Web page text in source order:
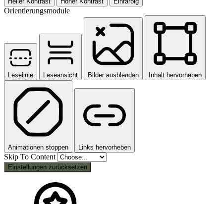
Orientierungsmodule
Leselinie Leseansicht Bilder ausblenden Inhalt hervorheben
Animationen stoppen Links hervorheben
Skip To Content
Einstellungen zurücksetzen